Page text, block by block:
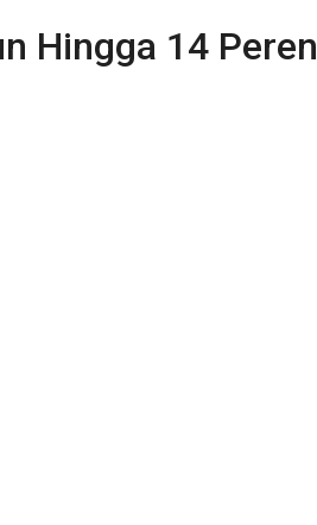
Hingga 14 Peren